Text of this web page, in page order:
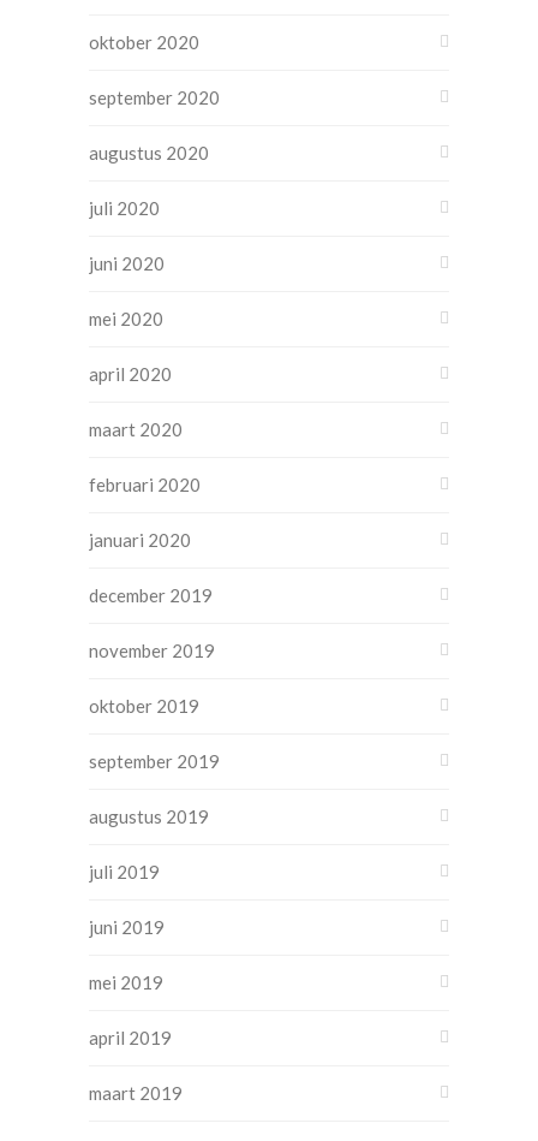
oktober 2020
september 2020
augustus 2020
juli 2020
juni 2020
mei 2020
april 2020
maart 2020
februari 2020
januari 2020
december 2019
november 2019
oktober 2019
september 2019
augustus 2019
juli 2019
juni 2019
mei 2019
april 2019
maart 2019